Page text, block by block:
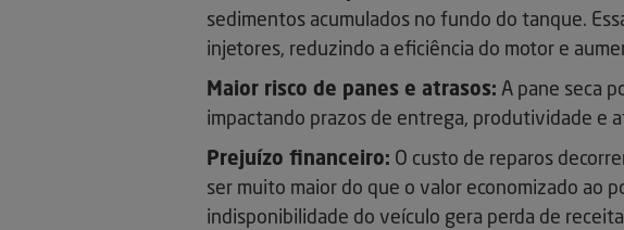
sedimentos acumulados no fundo do tanque.
injetores, reduzindo a eficiência do motor e
Maior risco de panes e atrasos: A pane seca
impactando prazos de entrega, produtividade e
Prejuízo financeiro: O custo de reparos
ser muito maior do que o valor economizado ao
indisponibilidade do veículo gera perda de